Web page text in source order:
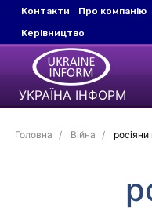
Контакти Про компанію
Керівництво
УКРАЇНА ІНФОРМ
Головна Війна